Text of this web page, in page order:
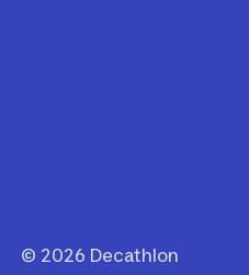
© 2026 Decathlon